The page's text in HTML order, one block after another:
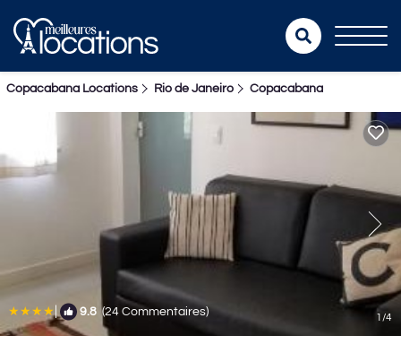
Copacabana Locations Rio de Janeiro Copacabana
9.8 (24 Commentaires) 1/4